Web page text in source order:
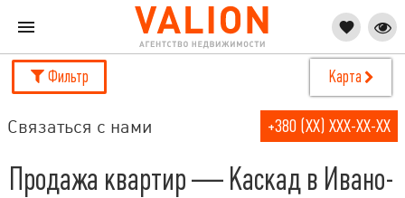
Фильтр Карта
Связаться с нами +380 (XX) XXX-XX-XX
Продажа квартир — Каскад в Ивано-